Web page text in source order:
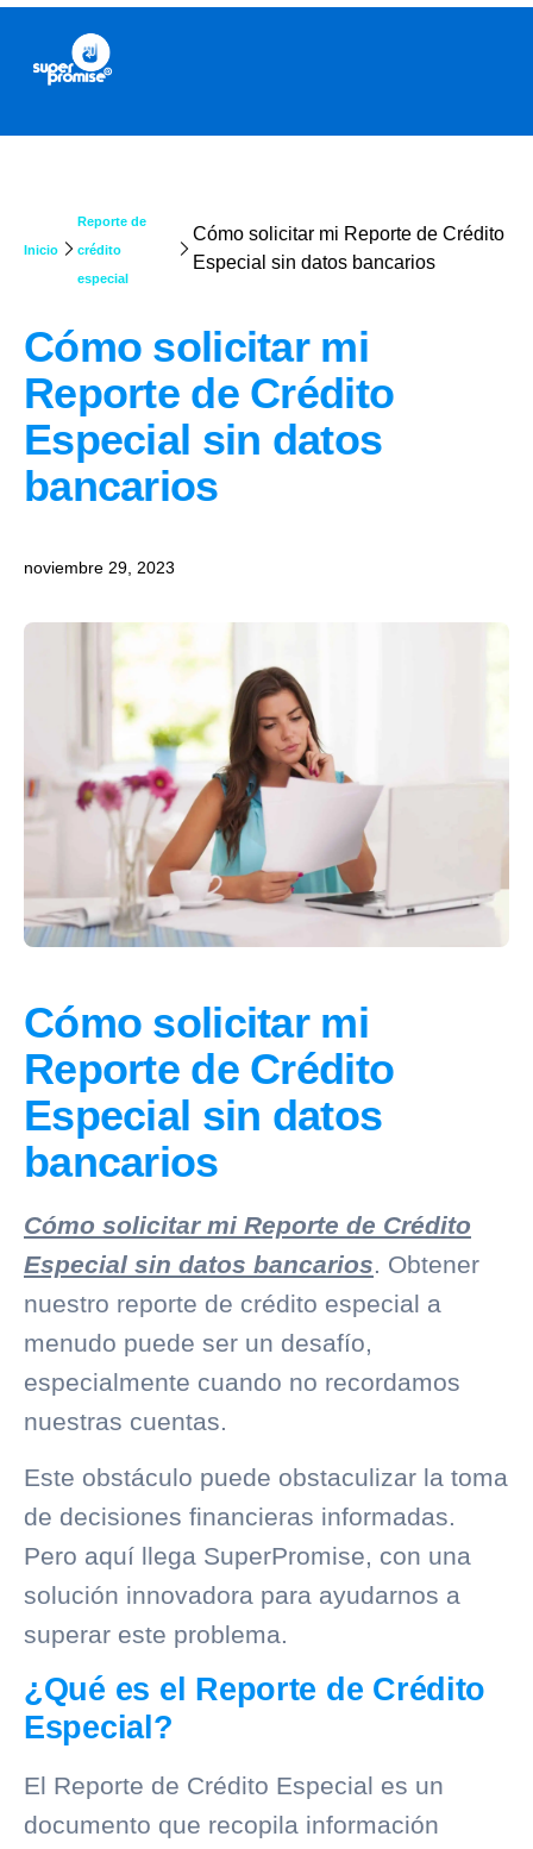
Inicio
Reporte de
crédito
especial
Cómo solicitar mi Reporte de Crédito
Especial sin datos bancarios
Cómo solicitar mi
Reporte de Crédito
Especial sin datos
bancarios
noviembre 29, 2023
Cómo solicitar mi
Reporte de Crédito
Especial sin datos
bancarios
Cómo solicitar mi Reporte de Crédito
Especial sin datos bancarios . Obtener
nuestro reporte de crédito especial a
menudo puede ser un desafío,
especialmente cuando no recordamos
nuestras cuentas.
Este obstáculo puede obstaculizar la toma
de decisiones financieras informadas.
Pero aquí llega SuperPromise, con una
solución innovadora para ayudarnos a
superar este problema.
¿Qué es el Reporte de Crédito
Especial?
El Reporte de Crédito Especial es un
documento que recopila información